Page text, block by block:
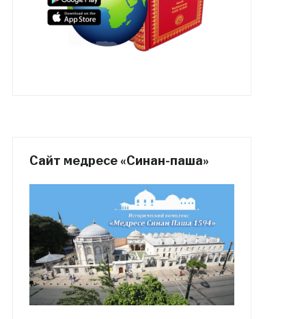
Сайт медресе «Синан-паша»